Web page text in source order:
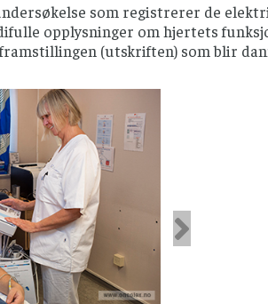
som registrerer de
opplysninger om hjertets
(utskriften) som blir
Neste